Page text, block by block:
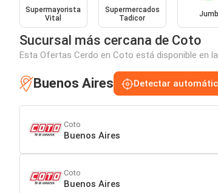
Supermayorista
Vital
Supermercados
Tadicor
Sucursal más cercana de Coto
Esta Ofertas Cerdo en Coto está disponible en
Buenos Aires Detectar
Coto
Buenos Aires
Coto
Buenos Aires